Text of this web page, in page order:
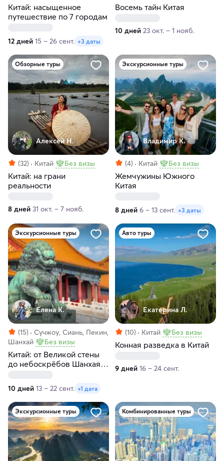
Китай: насыщенное
путешествие по 7 городам
12 дней 15 – 26 сент. +3 даты
Восемь тайн Китая
10 дней 23 окт. – 1 нояб.
Обзорные туры
Алексей Н.
(32) Китай Без визы
Китай: на грани
реальности
8 дней 31 окт. – 7 нояб.
Экскурсионные туры
Владимир К.
(4) Китай Без визы
Жемчужины Южного
Китая
8 дней 6 – 13 сент. +3 даты
Экскурсионные туры
Елена К.
(15)
Сучжоу, Сиань, Пекин,
Шанхай
Без визы
Китай: от Великой стены
до небоскрёбов Шанхая и
10 дней 13 – 22 сент. +1 дата
Авто туры
Екатерина Л.
(10) Китай Без визы
Конная разведка в Китай
9 дней 16 – 24 сент.
Экскурсионные туры Комбинированные туры